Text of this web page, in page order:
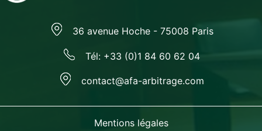
36 avenue Hoche - 75008 Paris
Tél: +33 (0)1 84 60 62 04
contact@afa-arbitrage.com
Mentions légales